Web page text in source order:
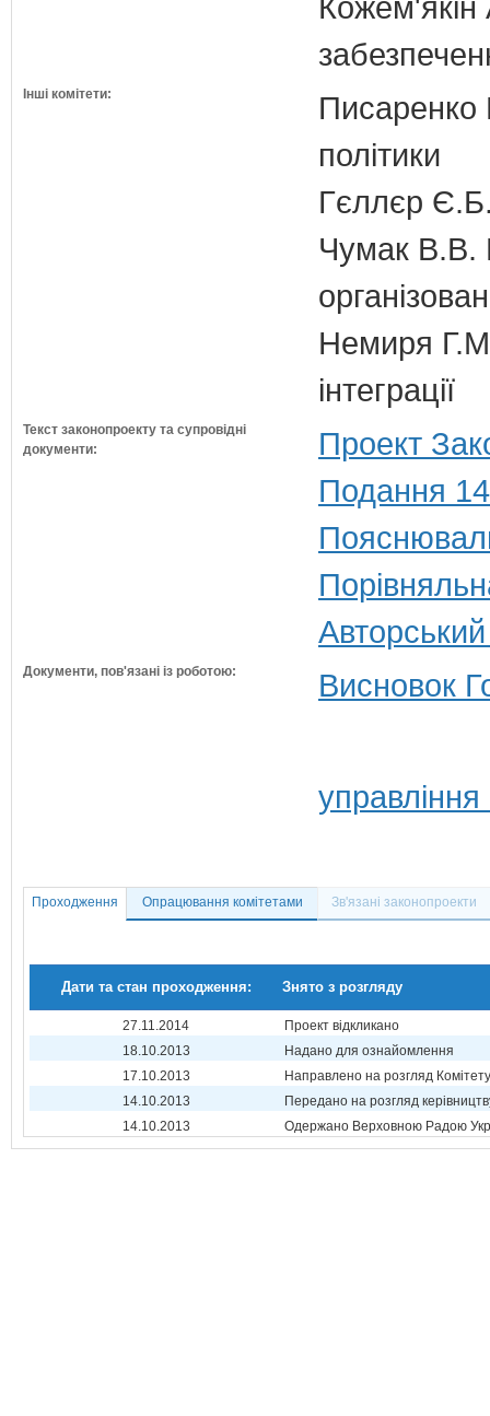
Інші комітети:
Писаренко
політики
Гєллєр
Чумак В.В.
Немиря
інтеграції
Текст законопроекту та супровідні
документи:
Проект
Подання
Документи, пов'язані із роботою: Висновок
Проходження Опрацювання комітетами Зв'язані законопроекти
Дати та стан проходження: Знято з розгляду
27.11.2014
Проект відкликано
18.10.2013
Надано для ознайомлення
17.10.2013
Направлено на розгляд Комітету
14.10.2013
Передано на розгляд
14.10.2013
Одержано Верховною Радою